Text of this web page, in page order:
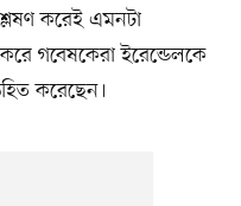
করেই এমনটা
গবেষকেরা ইরেন্ডেলকে
করেছেন।